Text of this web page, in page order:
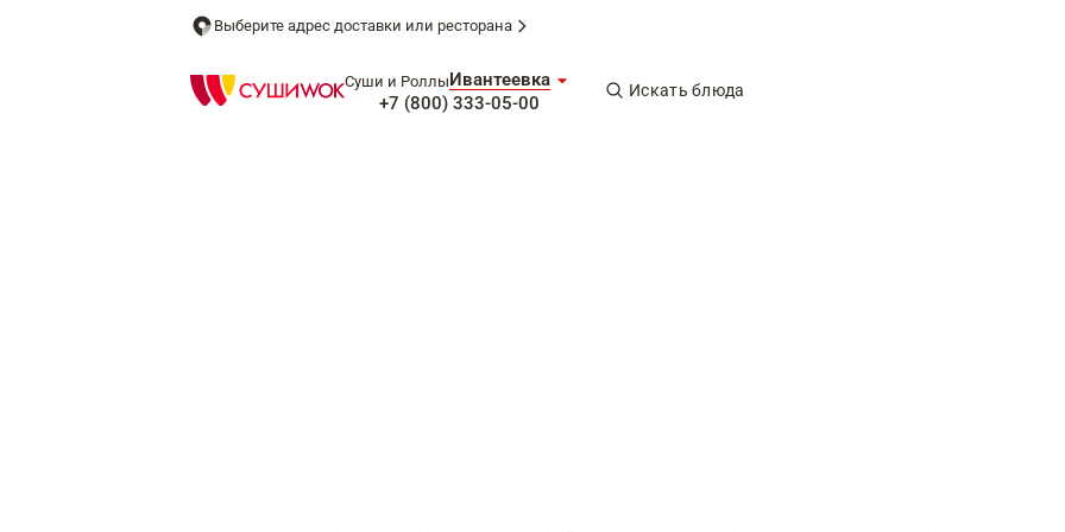
Выберите адрес доставки или ресторана
Суши и РоллыИвантеевка
+7 (800) 333-05-00
Искать блюда